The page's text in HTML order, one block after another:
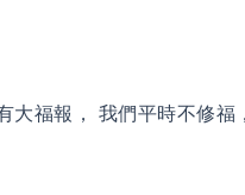
大福報， 我們平時不修